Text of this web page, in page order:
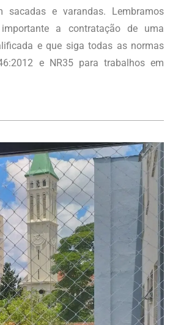
sacadas e varandas. Lembramos
a contratação de uma
e que siga todas as normas
e NR35 para trabalhos em